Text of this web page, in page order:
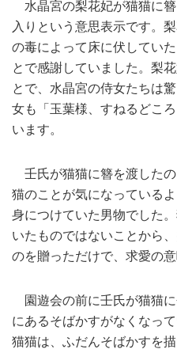
水晶宮の梨花妃が猫猫に
入りという意思表示です。
の毒によって床に伏してい
とで感謝していました。梨
とで、水晶宮の侍女たちは
女も「玉葉様、すねるどこ
います。
壬氏が猫猫に簪を渡した
猫のことが気になっている
身につけていた男物でした
いたものではないことから
のを贈っただけで、求愛の
園遊会の前に壬氏が猫猫
にあるそばかすがなくなっ
猫猫は、ふだんそばかすを